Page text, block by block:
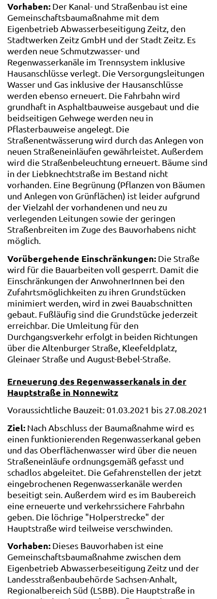
Vorhaben: Der Kanal- und Straßenbau ist eine
Gemeinschaftsbaumaßnahme mit dem
Eigenbetrieb Abwasserbeseitigung Zeitz, den
Stadtwerken Zeitz GmbH und der Stadt Zeitz. Es
werden neue Schmutzwasser- und
Regenwasserkanäle im Trennsystem inklusive
Hausanschlüsse verlegt. Die Versorgungsleitungen
Wasser und Gas inklusive der Hausanschlüsse
werden ebenso erneuert. Die Fahrbahn wird
grundhaft in Asphaltbauweise ausgebaut und die
beidseitigen Gehwege werden neu in
Pflasterbauweise angelegt. Die
Straßenentwässerung wird durch das Anlegen von
neuen Straßeneinläufen gewährleistet. Außerdem
wird die Straßenbeleuchtung erneuert. Bäume sind
in der Liebknechtstraße im Bestand nicht
vorhanden. Eine Begrünung (Pflanzen von Bäumen
und Anlegen von Grünflächen) ist leider aufgrund
der Vielzahl der vorhandenen und neu zu
verlegenden Leitungen sowie der geringen
Straßenbreiten im Zuge des Bauvorhabens nicht
möglich.
Vorübergehende Einschränkungen: Die Straße
wird für die Bauarbeiten voll gesperrt. Damit die
Einschränkungen der AnwohnerInnen bei den
Zufahrtsmöglichkeiten zu ihren Grundstücken
minimiert werden, wird in zwei Bauabschnitten
gebaut. Fußläufig sind die Grundstücke jederzeit
erreichbar. Die Umleitung für den
Durchgangsverkehr erfolgt in beiden Richtungen
über die Altenburger Straße, Kleefeldplatz,
Gleinaer Straße und August-Bebel-Straße.
Erneuerung des Regenwasserkanals in der
Hauptstraße in Nonnewitz
Voraussichtliche Bauzeit: 01.03.2021 bis 27.08.2021
Ziel: Nach Abschluss der Baumaßnahme wird es
einen funktionierenden Regenwasserkanal geben
und das Oberflächenwasser wird über die neuen
Straßeneinläufe ordnungsgemäß gefasst und
schadlos abgeleitet. Die Gefahrenstellen der jetzt
eingebrochenen Regenwasserkanäle werden
beseitigt sein. Außerdem wird es im Baubereich
eine erneuerte und verkehrssichere Fahrbahn
geben. Die löchrige "Holperstrecke" der
Hauptstraße wird teilweise verschwinden.
Vorhaben: Dieses Bauvorhaben ist eine
Gemeinschaftsbaumaßnahme zwischen dem
Eigenbetrieb Abwasserbeseitigung Zeitz und der
Landesstraßenbaubehörde Sachsen-Anhalt,
Regionalbereich Süd (LSBB). Die Hauptstraße in